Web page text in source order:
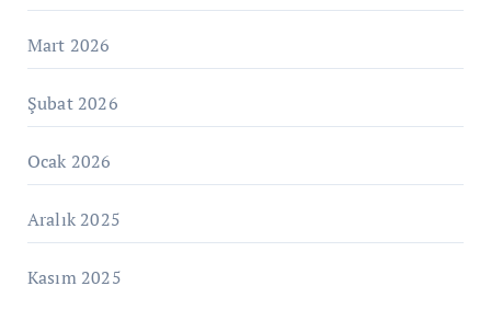
Mart 2026
Şubat 2026
Ocak 2026
Aralık 2025
Kasım 2025